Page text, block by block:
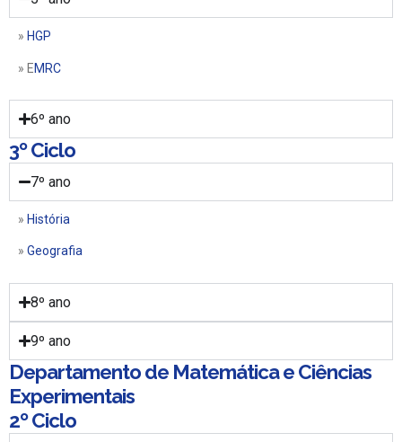
» HGP
» EMRC
6º ano
3º Ciclo
7º ano
» História
» Geografia
8º ano
9º ano
Departamento de Matemática e Ciências
Experimentais
2º Ciclo